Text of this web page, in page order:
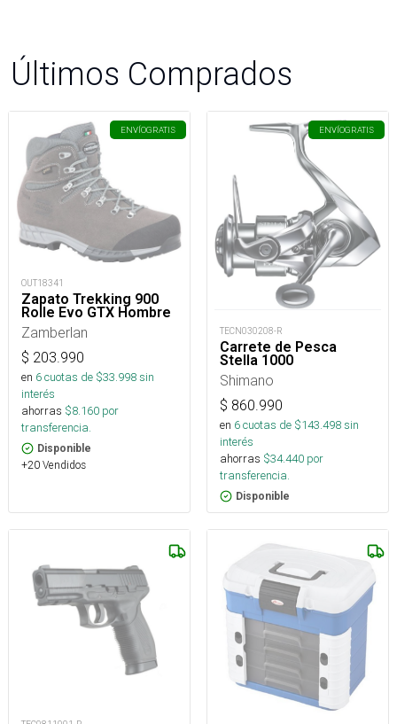
Últimos Comprados
ENVÍOGRATIS
OUT18341
Zapato Trekking 900
Rolle Evo GTX Hombre
Zamberlan
$ 203.990
en 6cuotas de $33.998sin
interés
ahorras $8.160 por
transferencia.
Disponible
+20 Vendidos
ENVÍOGRATIS
TECN030208-R
Carrete de Pesca
Stella 1000
Shimano
$ 860.990
en 6cuotas de $143.498sin
interés
ahorras $34.440 por
transferencia.
Disponible